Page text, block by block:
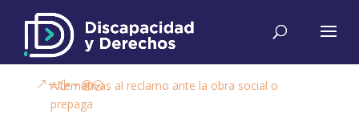
Alternativas al reclamo ante la obra social o
prepaga